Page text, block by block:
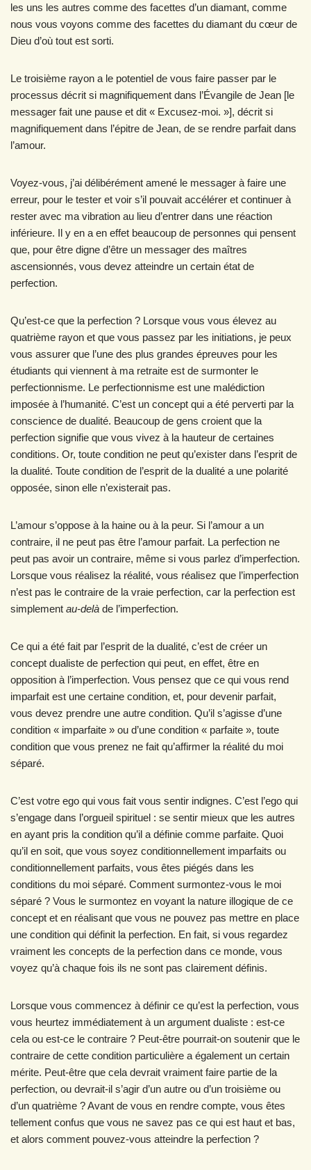
les uns les autres comme des facettes d’un diamant, comme
nous vous voyons comme des facettes du diamant du cœur de
Dieu d’où tout est sorti.
Le troisième rayon a le potentiel de vous faire passer par le
processus décrit si magnifiquement dans l’Évangile de Jean [le
messager fait une pause et dit « Excusez-moi. »], décrit si
magnifiquement dans l’épitre de Jean, de se rendre parfait dans
l’amour.
Voyez-vous, j’ai délibérément amené le messager à faire une
erreur, pour le tester et voir s’il pouvait accélérer et continuer à
rester avec ma vibration au lieu d’entrer dans une réaction
inférieure. Il y en a en effet beaucoup de personnes qui pensent
que, pour être digne d’être un messager des maîtres
ascensionnés, vous devez atteindre un certain état de
perfection.
Qu’est-ce que la perfection ? Lorsque vous vous élevez au
quatrième rayon et que vous passez par les initiations, je peux
vous assurer que l’une des plus grandes épreuves pour les
étudiants qui viennent à ma retraite est de surmonter le
perfectionnisme. Le perfectionnisme est une malédiction
imposée à l’humanité. C’est un concept qui a été perverti par la
conscience de dualité. Beaucoup de gens croient que la
perfection signifie que vous vivez à la hauteur de certaines
conditions. Or, toute condition ne peut qu’exister dans l’esprit de
la dualité. Toute condition de l’esprit de la dualité a une polarité
opposée, sinon elle n’existerait pas.
L’amour s’oppose à la haine ou à la peur. Si l’amour a un
contraire, il ne peut pas être l’amour parfait. La perfection ne
peut pas avoir un contraire, même si vous parlez d’imperfection.
Lorsque vous réalisez la réalité, vous réalisez que l’imperfection
n’est pas le contraire de la vraie perfection, car la perfection est
simplement au-delà de l’imperfection.
Ce qui a été fait par l’esprit de la dualité, c’est de créer un
concept dualiste de perfection qui peut, en effet, être en
opposition à l’imperfection. Vous pensez que ce qui vous rend
imparfait est une certaine condition, et, pour devenir parfait,
vous devez prendre une autre condition. Qu’il s’agisse d’une
condition « imparfaite » ou d’une condition « parfaite », toute
condition que vous prenez ne fait qu’affirmer la réalité du moi
séparé.
C’est votre ego qui vous fait vous sentir indignes. C’est l’ego qui
s’engage dans l’orgueil spirituel : se sentir mieux que les autres
en ayant pris la condition qu’il a définie comme parfaite. Quoi
qu’il en soit, que vous soyez conditionnellement imparfaits ou
conditionnellement parfaits, vous êtes piégés dans les
conditions du moi séparé. Comment surmontez-vous le moi
séparé ? Vous le surmontez en voyant la nature illogique de ce
concept et en réalisant que vous ne pouvez pas mettre en place
une condition qui définit la perfection. En fait, si vous regardez
vraiment les concepts de la perfection dans ce monde, vous
voyez qu’à chaque fois ils ne sont pas clairement définis.
Lorsque vous commencez à définir ce qu’est la perfection, vous
vous heurtez immédiatement à un argument dualiste : est-ce
cela ou est-ce le contraire ? Peut-être pourrait-on soutenir que le
contraire de cette condition particulière a également un certain
mérite. Peut-être que cela devrait vraiment faire partie de la
perfection, ou devrait-il s’agir d’un autre ou d’un troisième ou
d’un quatrième ? Avant de vous en rendre compte, vous êtes
tellement confus que vous ne savez pas ce qui est haut et bas,
et alors comment pouvez-vous atteindre la perfection ?